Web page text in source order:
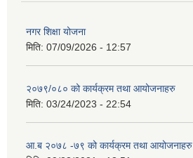
नगर शिक्षा योजना
मिति: 07/09/2026 - 12:57
२०७९/०८० को कार्यक्रम तथा आयोजनाहरु
मिति: 03/24/2023 - 22:54
आ.ब २०७८ -७९ को कार्यक्रम तथा आयोजनाहरु